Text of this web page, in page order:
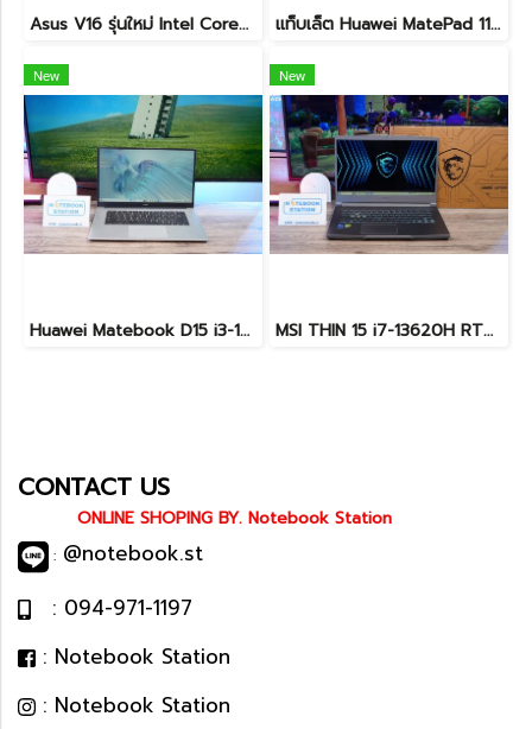
Asus V16 รุ่นใหม่ Intel Core5-210H RTX-4050(6GB) Ram16 512GB M.2 จอ16นิ้ว WUXGA 144Hz จอสวย สเปคสูง ดีไซน์ตัวเครื่องเรียบสวยดูทันสมัย พร้แมประกันศูนย์ยาวๆถึงปี2028 ขายในราคาสุดตุ้มเพียง 25,990.-เท่านั้น แท็บเล็ต Huawei MatePad 11.5 Wi-Fi (6+128) Midnight Grey มีปากกามาให้ พร้อมใช้งาน ราคาเพียง 6,490.-
New
Huawei Matebook D15 i3-10110U Ram8 256GB M.2 จอ15.6นิ้ว FHD IPS 60hz สเปคทำงานทั่วไป หน้าจอใหญ่ ดีไซน์เครื่องบางเบา เครื่องพร้อมใช้งาน ขายถูกเพียง 6,990.-เท่านั้น
New
MSI THIN 15 i7-13620H RTX-2050(4GB) Ram8 SSD512 จอ15.6 FHD 144Hz สเปคเกมมิ่ง คีย์บอร์ดไฟสีฟ้า ดีไซน์เรียบหรู น้ำหนักเบาไม่ถึง2kg เครื่องมีประกันศูนย์พร้อมใช้งานในราคาสุดคุ้มเพียง 18,500.-เท่านั้น
CONTACT US
ONLINE SHOPING BY. Notebook Station
: @notebook.st
: 094-971-1197
: Notebook Station
: Notebook Station